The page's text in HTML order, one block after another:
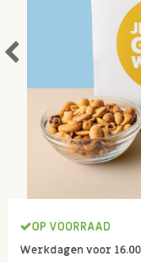
OP VOORRAAD
Werkdagen voor